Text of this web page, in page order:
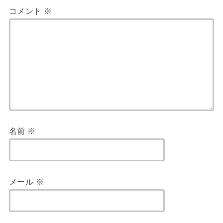
コメント ※
名前 ※
メール ※